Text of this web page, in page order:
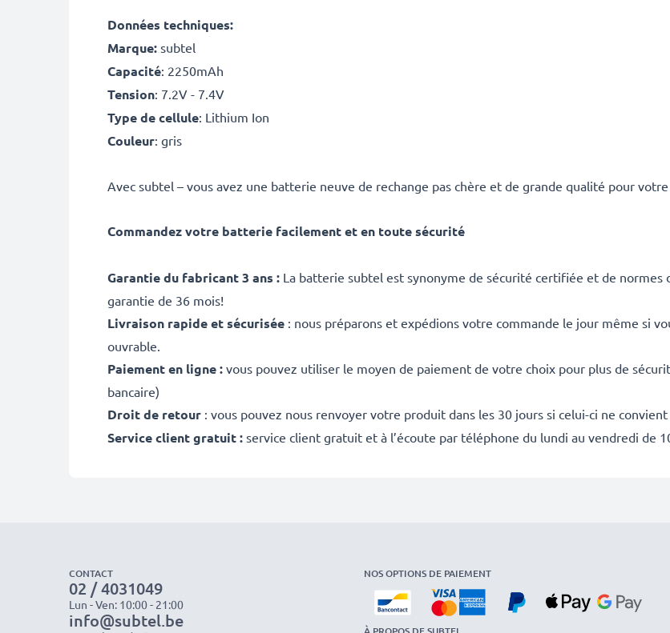
Données techniques:
Marque: subtel
Capacité: 2250mAh
Tension: 7.2V - 7.4V
Type de cellule: Lithium Ion
Couleur: gris
Avec subtel – vous avez une batterie neuve de rechange pas chère et de grande qualité pour votre
Commandez votre batterie facilement et en toute sécurité
Garantie du fabricant 3 ans : La batterie subtel est synonyme de sécurité certifiée et de normes
garantie de 36 mois!
Livraison rapide et sécurisée : nous préparons et expédions votre commande le jour même si
ouvrable.
Paiement en ligne : vous pouvez utiliser le moyen de paiement de votre choix pour plus de
bancaire)
Droit de retour : vous pouvez nous renvoyer votre produit dans les 30 jours si celui-ci ne
Service client gratuit : service client gratuit et à l’écoute par téléphone du lundi au vendredi de
CONTACT
02 / 4031049
Lun - Ven: 10:00 - 21:00
info@subtel.be
NOS OPTIONS DE PAIEMENT